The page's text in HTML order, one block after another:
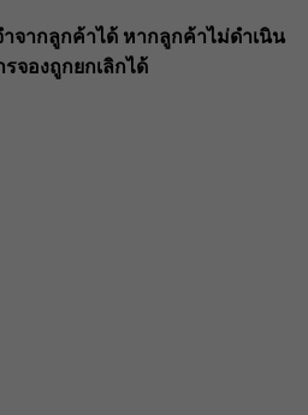
จากลูกค้าได้ หากลูกค้าไม่ดำเนิน
จองถูกยกเลิกได้